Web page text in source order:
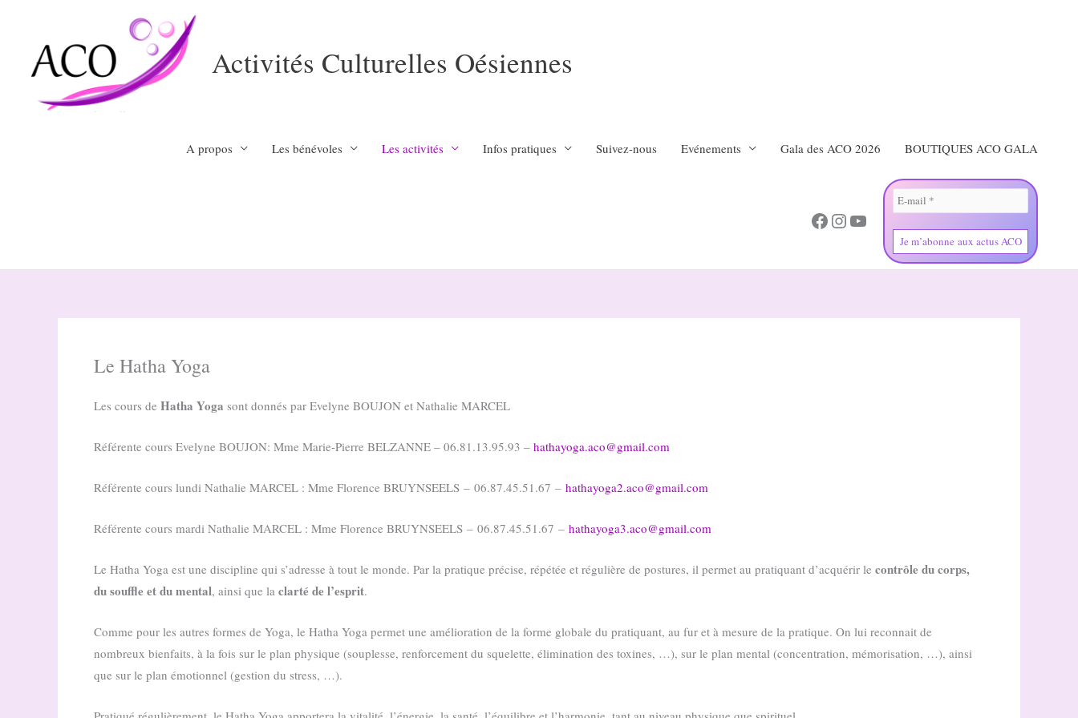
Activités Culturelles Oésiennes
A propos Les bénévoles Les activités Infos pratiques Suivez-nous Evénements Gala des ACO 2026 BOUTIQUES ACO GALA
Facebook
Instagram
YouTube
Le Hatha Yoga
Les cours de Hatha Yoga sont donnés par Evelyne BOUJON et Nathalie MARCEL
Référente cours Evelyne BOUJON: Mme Marie-Pierre BELZANNE – 06.81.13.95.93 – hathayoga.aco@gmail.com
Référente cours lundi Nathalie MARCEL : Mme Florence BRUYNSEELS – 06.87.45.51.67 – hathayoga2.aco@gmail.com
Référente cours mardi Nathalie MARCEL : Mme Florence BRUYNSEELS – 06.87.45.51.67 – hathayoga3.aco@gmail.com
Le Hatha Yoga est une discipline qui s’adresse à tout le monde. Par la pratique précise, répétée et régulière de postures, il permet au pratiquant d’acquérir le contrôle du corps,
du souffle et du mental, ainsi que la clarté de l’esprit.
Comme pour les autres formes de Yoga, le Hatha Yoga permet une amélioration de la forme globale du pratiquant, au fur et à mesure de la pratique. On lui reconnait de
nombreux bienfaits, à la fois sur le plan physique (souplesse, renforcement du squelette, élimination des toxines, …), sur le plan mental (concentration, mémorisation, …), ainsi
que sur le plan émotionnel (gestion du stress, …).